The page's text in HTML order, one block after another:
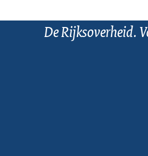
De Rijksoverheid.